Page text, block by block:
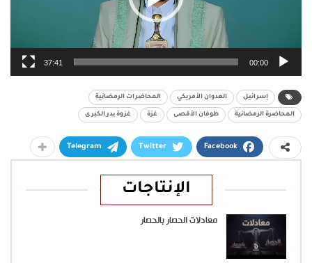
00:00
37:41
إسرائيل العدوان الأمريكي المحاضرات الرمضانية
المحاضرة الرمضانية طوفان الأقصى غزة غزوة بدر الكبرى
Facebook
Twitter
Telegram
الإنتاجات
معادلات الحصار بالحصار